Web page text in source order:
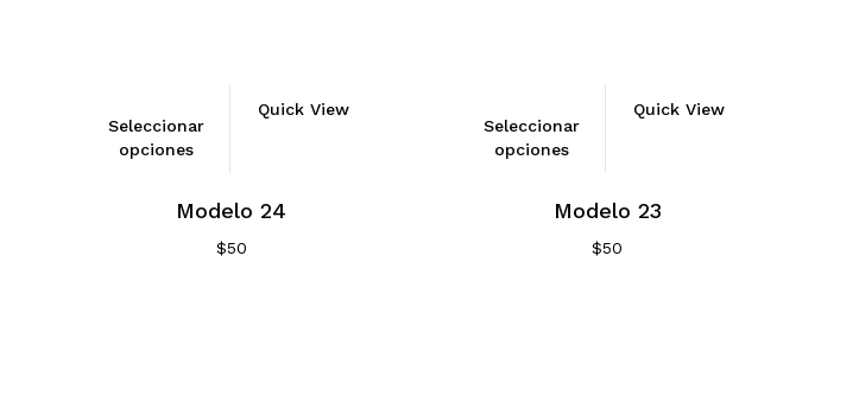
Seleccionar
opciones
Quick View
Modelo 24
$50
Seleccionar
opciones
Quick View
Modelo 23
$50